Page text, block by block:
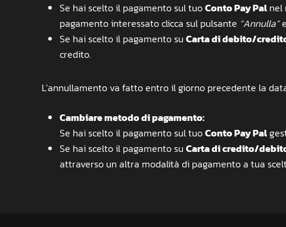
Se hai scelto il pagamento sul tuoConto Pay Palnel
pagamento interessato clicca sul pulsante “Annulla”
Se hai scelto il pagamento su Carta di debito/
credito.
L’annullamento va fatto entro il giorno precedente la
Cambiare metodo di pagamento:
Se hai scelto il pagamento sul tuoConto Pay Pal
Se hai scelto il pagamento su Carta di credito/
attraverso un altra modalità di pagamento a tua